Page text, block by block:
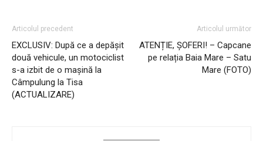
Articolul precedent
EXCLUSIV: După ce a depășit
două vehicule, un motociclist
s-a izbit de o mașină la
Câmpulung la Tisa
(ACTUALIZARE)
Articolul următor
ATENȚIE, ȘOFERI! – Capcane
pe relația Baia Mare – Satu
Mare (FOTO)